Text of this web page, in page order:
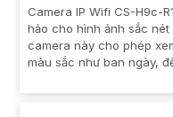
Camera IP Wifi CS-H9c-
hảo cho hình ảnh sắc
camera này cho phép
màu sắc như ban ngày,